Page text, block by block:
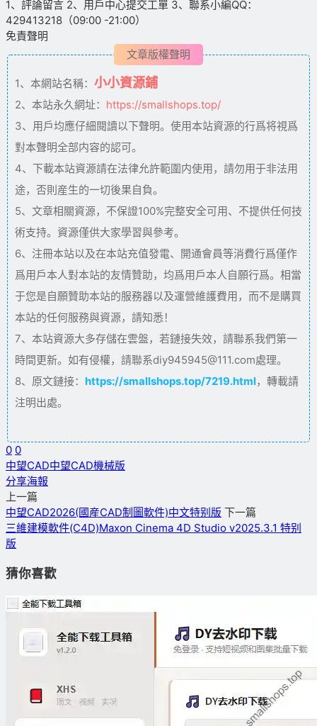
1、評論留言 2、用戶中心提交工單 3、聯系小編QQ：
429413218（09:00 -21:00）
免責聲明
文章版權聲明
1、本網站名稱： 小小資源鋪
2、本站永久網址： https://smallshops.top/
3、用戶均應仔細閱讀以下聲明。使用本站資源的行爲将視爲
對本聲明全部内容的認可。
4、下載本站資源請在法律允許範圍内使用，請勿用于非法用
途，否則産生的一切後果自負。
5、文章相關資源，不保證100%完整安全可用、不提供任何技
術支持。資源僅供大家學習與參考。
6、注冊本站以及在本站充值發電、開通會員等消費行爲僅作
爲用戶本人對本站的友情贊助，均爲用戶本人自願行爲。相當
于您是自願贊助本站的服務器以及運營維護費用，而不是購買
本站的任何服務與資源，請知悉！
7、本站資源大多存儲在雲盤，若鏈接失效，請聯系我們第一
時間更新。如有侵權，請聯系diy945945@111.com處理。
8、原文鏈接： https://smallshops.top/7219.html，轉載請
注明出處。
0 0
中望CAD中望CAD機械版
分享海報
上一篇
中望CAD2026(國産CAD制圖軟件)中文特别版 下一篇
三維建模軟件(C4D)Maxon Cinema 4D Studio v2025.3.1 特别
版
猜你喜歡